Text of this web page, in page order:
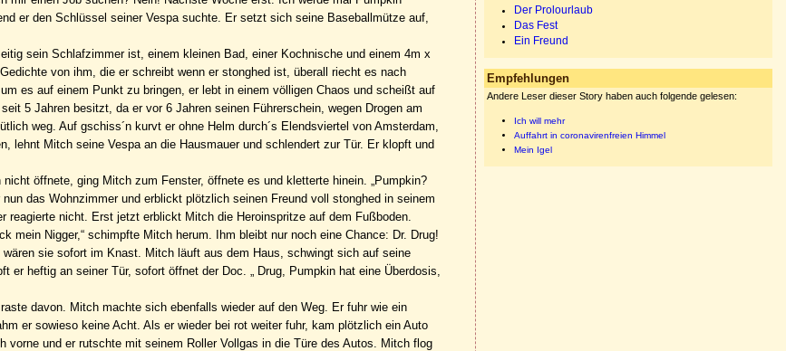
er den Schlüssel seiner Vespa suchte. Er setzt sich seine Baseballmütze auf,
sein Schlafzimmer ist, einem kleinen Bad, einer Kochnische und einem 4m x
von ihm, die er schreibt wenn er stonghed ist, überall riecht es nach
es auf einem Punkt zu bringen, er lebt in einem völligen Chaos und scheißt auf
5 Jahren besitzt, da er vor 6 Jahren seinen Führerschein, wegen Drogen am
weg. Auf gschiss´n kurvt er ohne Helm durch´s Elendsviertel von Amsterdam,
lehnt Mitch seine Vespa an die Hausmauer und schlendert zur Tür. Er klopft und
öffnete, ging Mitch zum Fenster, öffnete es und kletterte hinein. „Pumpkin?
das Wohnzimmer und erblickt plötzlich seinen Freund voll stonghed in seinem
nicht. Erst jetzt erblickt Mitch die Heroinspritze auf dem Fußboden.
mein Nigger,“ schimpfte Mitch herum. Ihm bleibt nur noch eine Chance: Dr. Drug!
sie sofort im Knast. Mitch läuft aus dem Haus, schwingt sich auf seine
heftig an seiner Tür, sofort öffnet der Doc. „ Drug, Pumpkin hat eine Überdosis,
davon. Mitch machte sich ebenfalls wieder auf den Weg. Er fuhr wie ein
er sowieso keine Acht. Als er wieder bei rot weiter fuhr, kam plötzlich ein Auto
und er rutschte mit seinem Roller Vollgas in die Türe des Autos. Mitch flog
Der Prolourlaub
Das Fest
Ein Freund
Empfehlungen
Andere Leser dieser Story haben auch folgende gelesen:
Ich will mehr
Auffahrt in coronavirenfreien Himmel
Mein Igel